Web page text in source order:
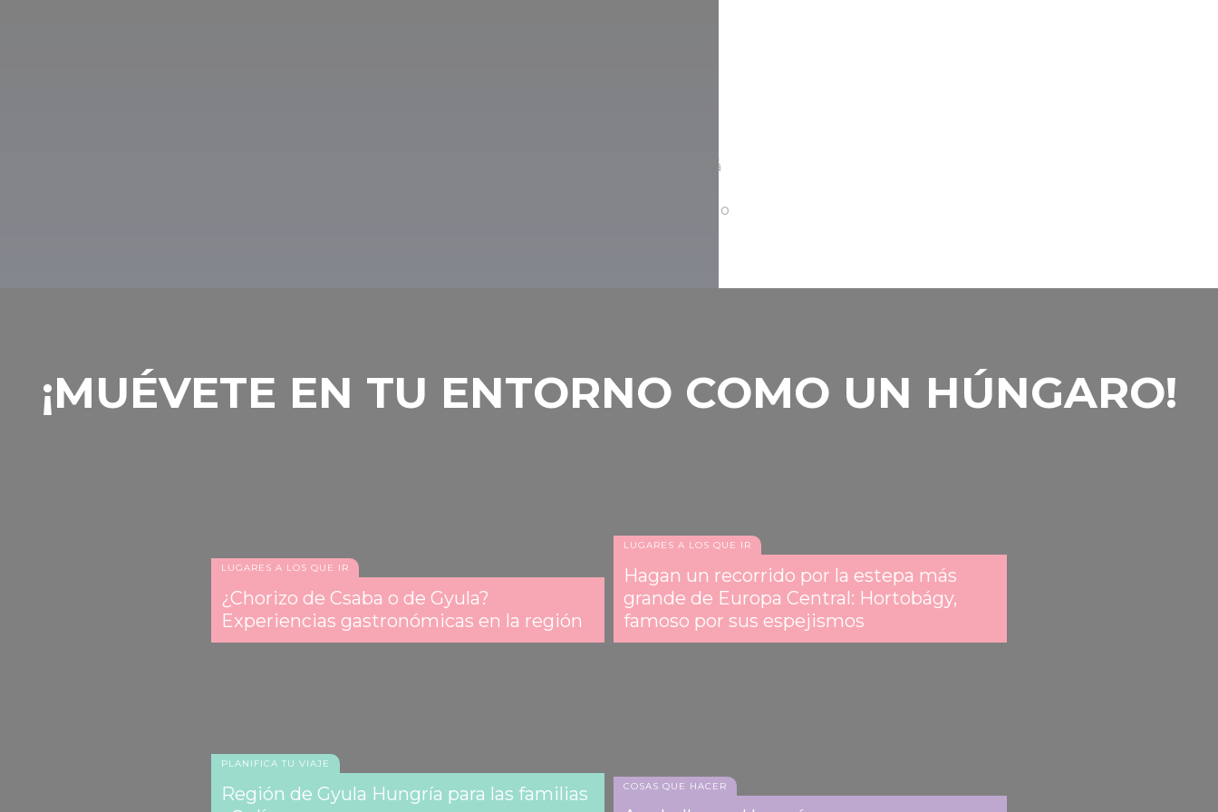
explorar los alrededores e ir a los balnearios, la buena noticia es que cerca encontrará
Gyopárosfürdő, los Balnearios Napfény y Anna en Szeged, el Hagymatikum en Makó o
‎¡MUÉVETE EN TU ENTORNO COMO UN HÚNGARO!
LUGARES A LOS QUE IR
¿Chorizo de Csaba o de Gyula?
Experiencias gastronómicas en la región
LUGARES A LOS QUE IR
Hagan un recorrido por la estepa más
grande de Europa Central: Hortobágy,
famoso por sus espejismos
PLANIFICA TU VIAJE
Región de Gyula Hungría para las familias
COSAS QUE HACER